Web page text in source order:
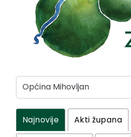
Najnovije Akti župana